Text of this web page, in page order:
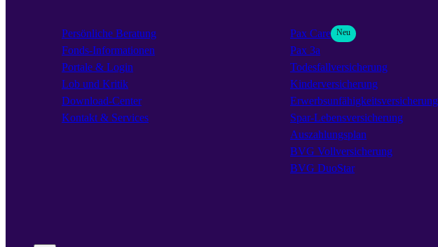
Persönliche Beratung
Fonds-Informationen
Portale & Login
Lob und Kritik
Download-Center
Kontakt & Services
Pax Care Neu
Pax 3a
Todesfallversicherung
Kinderversicherung
Erwerbsunfähigkeitsversicherung
Spar-Lebensversicherung
Auszahlungsplan
BVG Vollversicherung
BVG DuoStar